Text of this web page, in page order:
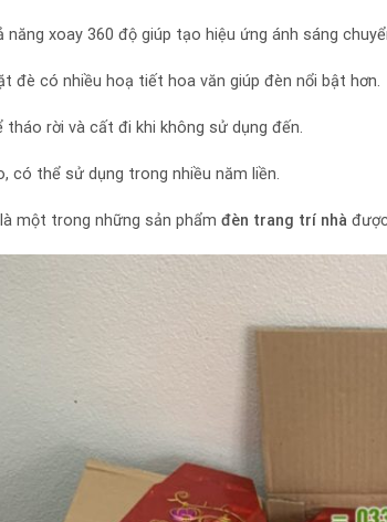
năng xoay 360 độ giúp tạo hiệu ứng ánh sáng
đè có nhiều hoạ tiết hoa văn giúp đèn nổi bật hơn.
rời và cất đi khi không sử dụng đến.
có thể sử dụng trong nhiều năm liền.
một trong những sản phẩm đèn trang trí nhà